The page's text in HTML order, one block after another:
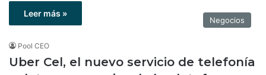
Leer más »
Negocios
Pool CEO
Uber Cel, el nuevo servicio de telefonía